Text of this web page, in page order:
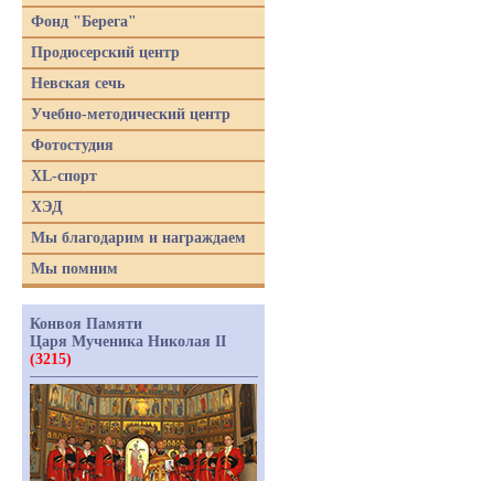
Фонд "Берега"
Продюсерский центр
Невская сечь
Учебно-методический центр
Фотостудия
XL-спорт
ХЭД
Мы благодарим и награждаем
Мы помним
Конвоя Памяти
Царя Мученика Николая II
(3215)